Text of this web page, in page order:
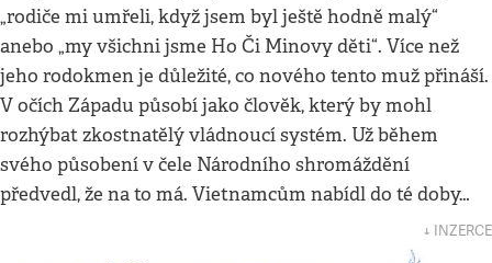
„rodiče mi umřeli, když jsem byl ještě hodně malý“
anebo „my všichni jsme Ho Či Minovy děti“. Více než
jeho rodokmen je důležité, co nového tento muž přináší.
V očích Západu působí jako člověk, který by mohl
rozhýbat zkostnatělý vládnoucí systém. Už během
svého působení v čele Národního shromáždění
předvedl, že na to má. Vietnamcům nabídl do té doby…
↓ INZERCE